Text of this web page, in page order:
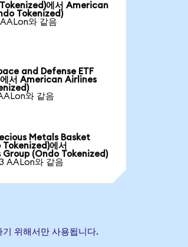
에서 American
Tokenized)
AALon와 같음
and Defense ETF
서 American Airlines
와 같음
Metals Basket
에서
(Ondo Tokenized)
AALon와 같음
위해서만 사용됩니다.